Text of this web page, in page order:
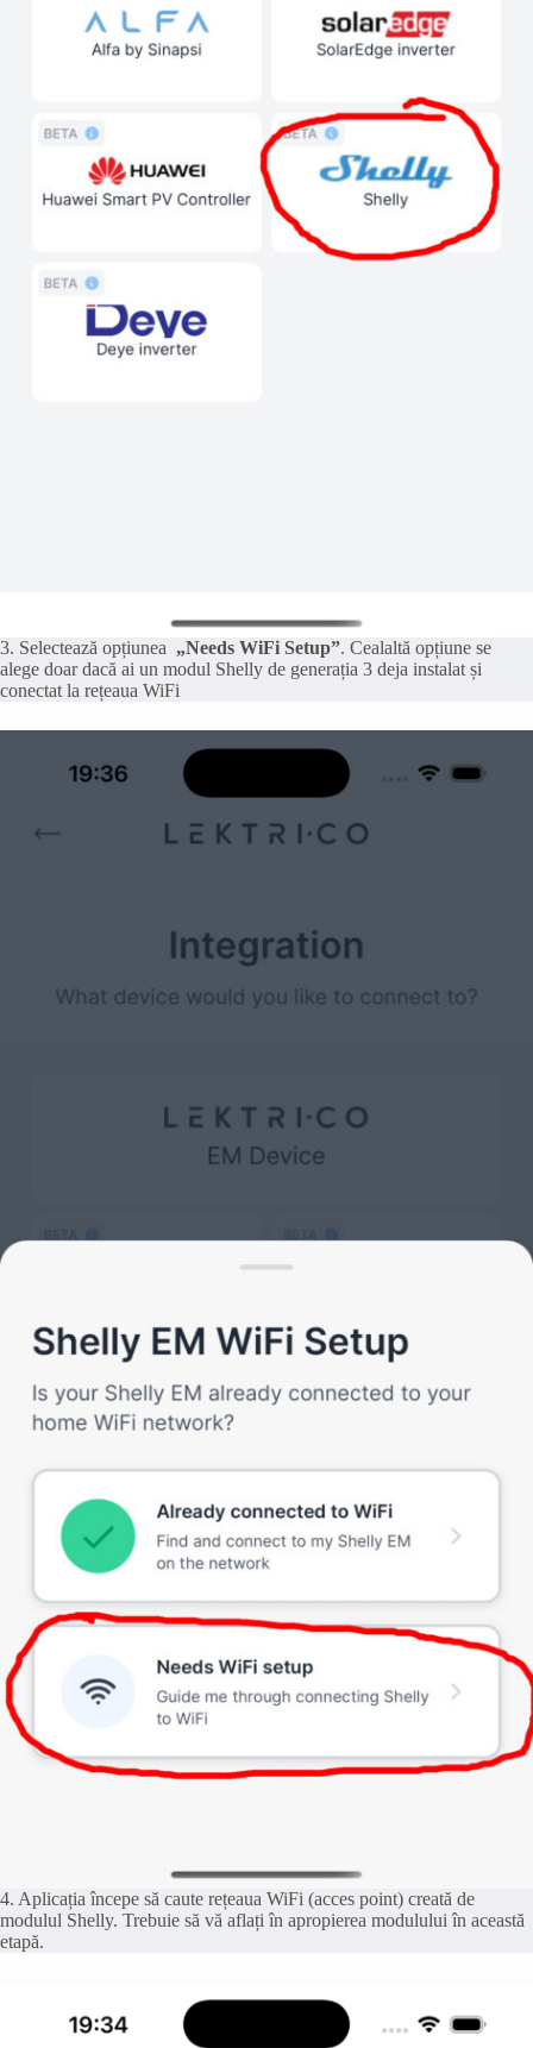
3. Selectează opțiunea „Needs WiFi Setup”. Cealaltă opțiune se
alege doar dacă ai un modul Shelly de generația 3 deja instalat și
conectat la rețeaua WiFi
4. Aplicația începe să caute rețeaua WiFi (acces point) creată de
modulul Shelly. Trebuie să vă aflați în apropierea modulului în această
etapă.